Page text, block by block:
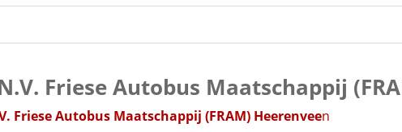
Friese Autobus Maatschappij
Friese Autobus Maatschappij (FRAM) Heerenveen